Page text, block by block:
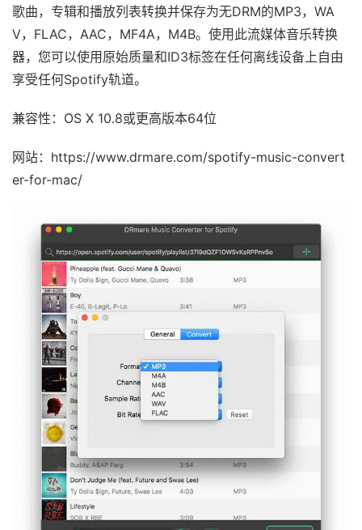
歌曲，专辑和播放列表转换并保存为无DRM的MP3，WA
V，FLAC，AAC，MF4A，M4B。使用此流媒体音乐转换
器，您可以使用原始质量和ID3标签在任何离线设备上自由
享受任何Spotify轨道。
兼容性：OS X 10.8或更高版本64位
网站：https://www.drmare.com/spotify-music-convert
er-for-mac/